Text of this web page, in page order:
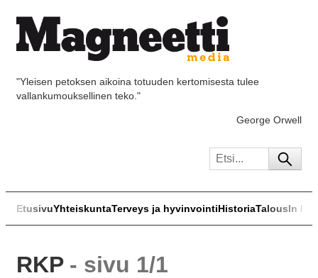
"Yleisen petoksen aikoina totuuden kertomisesta tulee
vallankumouksellinen teko."
George Orwell
EtusivuYhteiskuntaTerveys ja hyvinvointiHistoriaTalousIn
RKP - sivu 1/1